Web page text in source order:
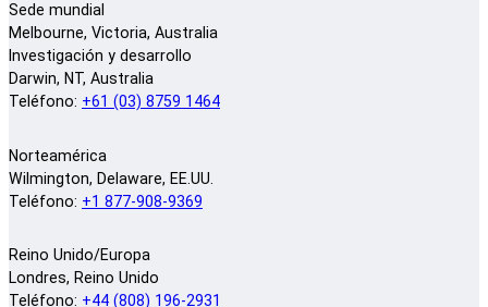
Sede mundial
Melbourne, Victoria, Australia
Investigación y desarrollo
Darwin, NT, Australia
Teléfono: +61 (03) 8759 1464
Norteamérica
Wilmington, Delaware, EE.UU.
Teléfono: +1 877-908-9369
Reino Unido/Europa
Londres, Reino Unido
Teléfono: +44 (808) 196-2931